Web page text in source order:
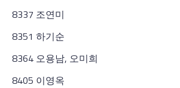
8337 조연미
8351 하기순
8364 오용남, 오미희
8405 이영옥